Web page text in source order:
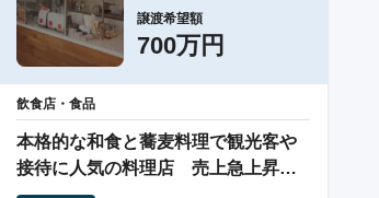
譲渡希望額
700万円
飲食店・食品
本格的な和食と蕎麦料理で観光客や
接待に人気の料理店 売上急上昇中
の会社の譲渡